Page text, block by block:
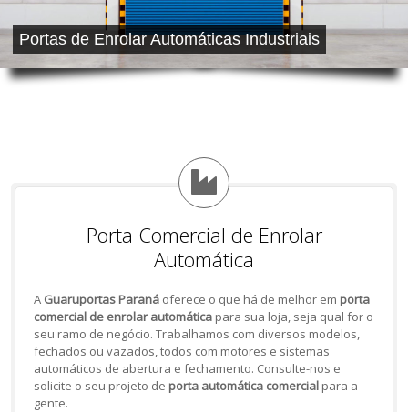
Portas de Enrolar Automáticas Industriais
Porta Comercial de Enrolar
Automática
A Guaruportas Paranáoferece o que há de melhor em porta
comercial de enrolar automáticapara sua loja, seja qual for o
seu ramo de negócio. Trabalhamos com diversos modelos,
fechados ou vazados, todos com motores e sistemas
automáticos de abertura e fechamento. Consulte-nos e
solicite o seu projeto de porta automática comercialpara a
gente.